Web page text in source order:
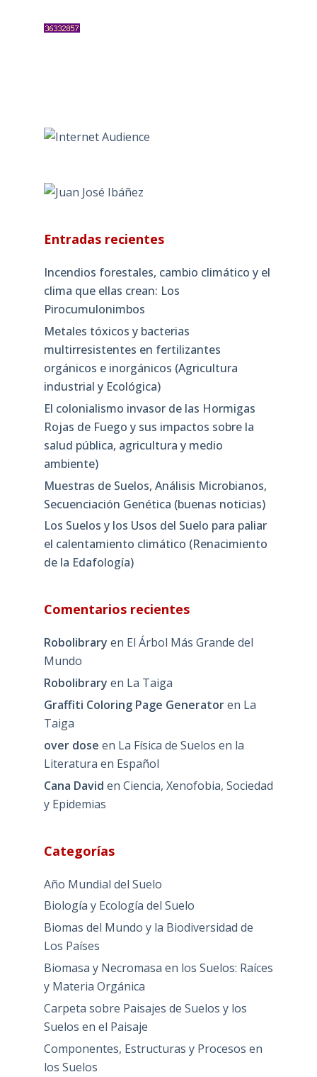
Entradas recientes
Incendios forestales, cambio climático y el
clima que ellas crean: Los
Pirocumulonimbos
Metales tóxicos y bacterias
multirresistentes en fertilizantes
orgánicos e inorgánicos (Agricultura
industrial y Ecológica)
El colonialismo invasor de las Hormigas
Rojas de Fuego y sus impactos sobre la
salud pública, agricultura y medio
ambiente)
Muestras de Suelos, Análisis Microbianos,
Secuenciación Genética (buenas noticias)
Los Suelos y los Usos del Suelo para paliar
el calentamiento climático (Renacimiento
de la Edafología)
Comentarios recientes
Robolibrary en El Árbol Más Grande del
Mundo
Robolibrary en La Taiga
Graffiti Coloring Page Generatoren La
Taiga
over dose en La Física de Suelos en la
Literatura en Español
Cana David en Ciencia, Xenofobia, Sociedad
y Epidemias
Categorías
Año Mundial del Suelo
Biología y Ecología del Suelo
Biomas del Mundo y la Biodiversidad de
Los Países
Biomasa y Necromasa en los Suelos: Raíces
y Materia Orgánica
Carpeta sobre Paisajes de Suelos y los
Suelos en el Paisaje
Componentes, Estructuras y Procesos en
los Suelos